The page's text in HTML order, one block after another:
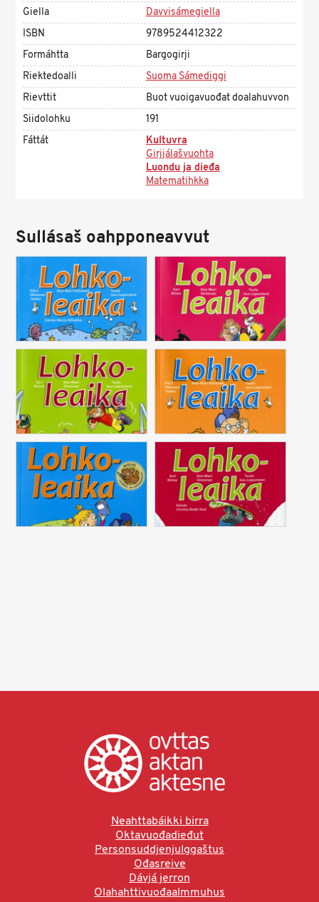
Giella
Davvisámegiella
ISBN
9789524412322
Formáhtta
Bargogirji
Riektedoalli
Suoma Sámediggi
Rievttit
Buot vuoigavuođat doalahuvvon
Siidolohku
191
Fáttát
Kultuvra
Girjjálašvuohta
Luondu ja dieđa
Matematihkka
Sullásaš oahpponeavvut
Neahttabáikki birra
Oktavuođadieđut
Personsuddjenjulggaštus
Ođasreive
Dávjá jerron
Olahahttivuođaalmmuhus